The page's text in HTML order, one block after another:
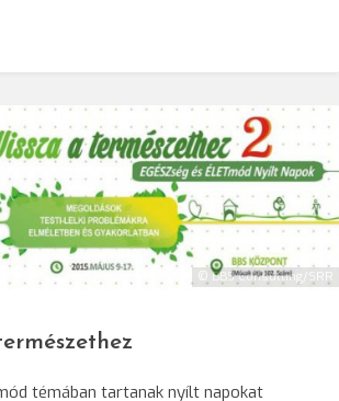
© BBS Consulting/SRR
témában tartanak nyílt napokat